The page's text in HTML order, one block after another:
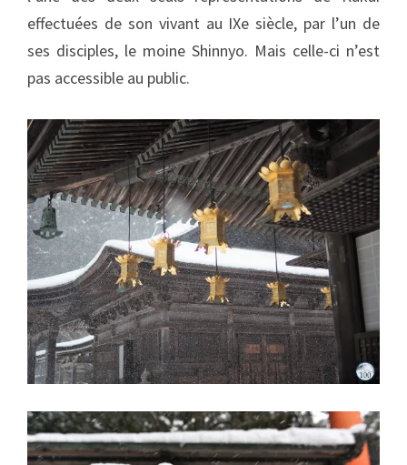
effectuées de son vivant au IXe siècle, par l’un de
ses disciples, le moine Shinnyo. Mais celle-ci n’est
pas accessible au public.